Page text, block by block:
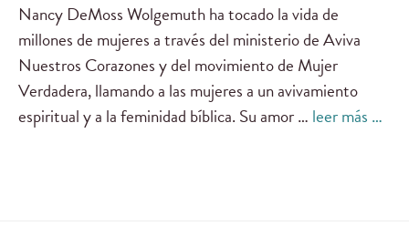
Nancy DeMoss Wolgemuth ha tocado la vida de
millones de mujeres a través del ministerio de Aviva
Nuestros Corazones y del movimiento de Mujer
Verdadera, llamando a las mujeres a un avivamiento
espiritual y a la feminidad bíblica. Su amor … leer más …